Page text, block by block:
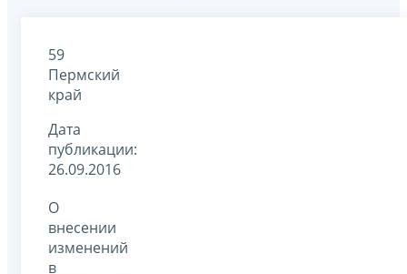
59
Пермский
край
Дата
публикации:
26.09.2016
О
внесении
изменений
в